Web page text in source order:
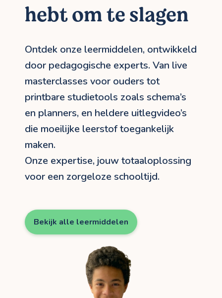
hebt om te slagen
Ontdek onze leermiddelen, ontwikkeld
door pedagogische experts. Van live
masterclasses voor ouders tot
printbare studietools zoals schema’s
en planners, en heldere uitlegvideo’s
die moeilijke leerstof toegankelijk
maken.
Onze expertise, jouw totaaloplossing
voor een zorgeloze schooltijd.
Bekijk alle leermiddelen